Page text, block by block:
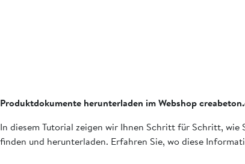
Produktdokumente herunterladen im Webshop
In diesem Tutorial zeigen wir Ihnen Schritt für Schritt,
finden und herunterladen. Erfahren Sie, wo diese